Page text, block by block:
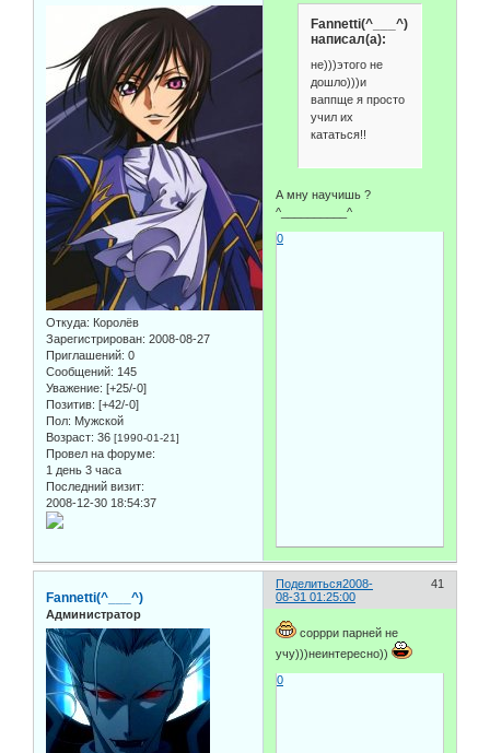
Откуда: Королёв
Зарегистрирован: 2008-08-27
Приглашений: 0
Сообщений: 145
Уважение: [+25/-0]
Позитив: [+42/-0]
Пол: Мужской
Возраст: 36 [1990-01-21]
Провел на форуме:
1 день 3 часа
Последний визит:
2008-12-30 18:54:37
Fannetti(^___^)
написал(а):
не)))этого не
дошло)))и
ваппще я просто
учил их
кататься!!
А мну научишь ?
^__________^
0
Поделиться 41
2008-
08-31 01:25:00
Fannetti(^___^)
Администратор
соррри парней не
учу)))неинтересно))
0